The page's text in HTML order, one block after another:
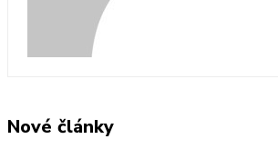
Nové články